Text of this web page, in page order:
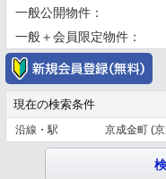
一般公開物件：
一般＋会員限定物件：
現在の検索条件
沿線・駅 京成金町 (